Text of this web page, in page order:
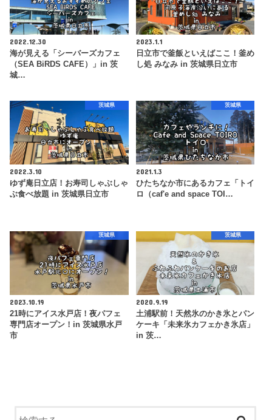
2022.12.30
海が見える「シーバーズカフェ
（SEA BiRDS CAFE）」in 茨
城…
2023.1.1
日立市で釜飯といえばここ！釜め
し処 みなみ in 茨城県日立市
茨城県
2022.3.10
ゆず庵日立店！お寿司しゃぶしゃ
ぶ食べ放題 in 茨城県日立市
茨城県
2021.1.3
ひたちなか市にあるカフェ「トイ
ロ（caf'e and space TOI…
茨城県
2023.10.19
21時にアイス水戸店！夜パフェ
専門店オープン！in 茨城県水戸
市
茨城県
2020.9.19
土浦駅前！天然氷のかき氷とパン
ケーキ「未来氷カフェかき氷店」
in 茨…